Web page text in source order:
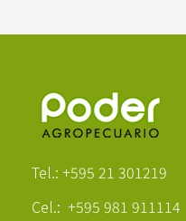
Tel.: +595 21 301219
Cel.: +595 981 911114